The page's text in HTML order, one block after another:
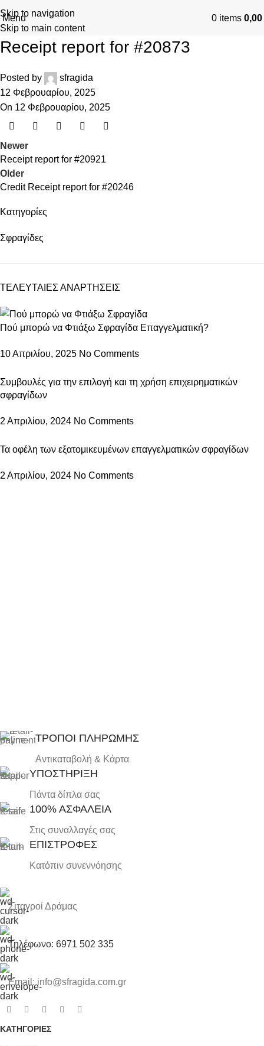
Skip to navigation
Skip to main content
Menu 0 items 0,00
Receipt report for #20873
Posted by
sfragida
12 Φεβρουαρίου, 2025
On 12 Φεβρουαρίου, 2025
Newer
Receipt report for #20921
Older
Credit Receipt report for #20246
Kατηγορίες
Σφραγίδες
ΤΕΛΕΥΤΑΙΕΣ ΑΝΑΡΤΗΣΕΙΣ
Πού μπορώ να Φτιάξω Σφραγίδα Επαγγελματική?
10 Απριλίου, 2025 No Comments
Συμβουλές για την επιλογή και τη χρήση επιχειρηματικών
σφραγίδων
2 Απριλίου, 2024 No Comments
Τα οφέλη των εξατομικευμένων επαγγελματικών σφραγίδων
2 Απριλίου, 2024 No Comments
ΤΡΟΠΟΙ ΠΛΗΡΩΜΗΣ
Αντικαταβολή & Κάρτα
ΥΠΟΣΤΗΡΙΞΗ
Πάντα δίπλα σας
100% ΑΣΦΑΛΕΙΑ
Στις συναλλαγές σας
ΕΠΙΣΤΡΟΦΕΣ
Κατόπιν συνεννόησης
Σιταγροί Δράμας
Τηλέφωνο: 6971 502 335
Email: info@sfragida.com.gr
ΚΑΤΗΓΟΡΙΕΣ